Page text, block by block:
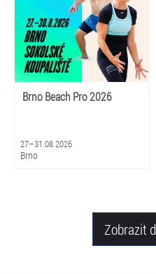
Brno Beach Pro 2026
27–31.08.2026
Brno
Zobrazit